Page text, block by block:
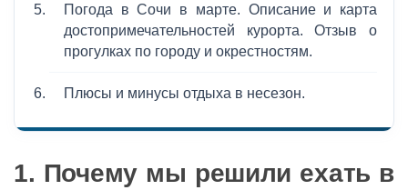
Погода в Сочи в марте. Описание и карта
достопримечательностей курорта. Отзыв о
прогулках по городу и окрестностям.
Плюсы и минусы отдыха в несезон.
1. Почему мы решили ехать в